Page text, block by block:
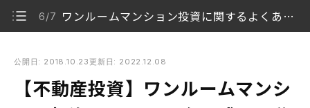
6/7 ワンルームマンション投資に関するよくある質問
の秘訣
1/7 ワンルームマンション投資とは
公開日: 2018.10.23 更新日: 2022.12.08
【不動産投資】ワンルームマンシ